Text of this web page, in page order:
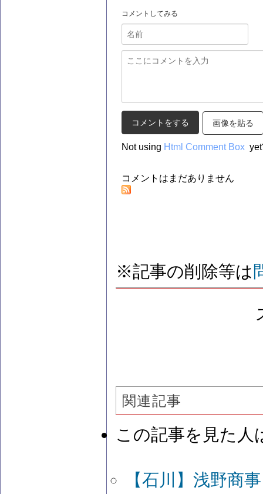
コメントしてみる
画像を貼る
Not using Html Comment Box
コメントはまだありません
※記事の削除等は
関連記事
この記事を見た人
【石川】浅野商